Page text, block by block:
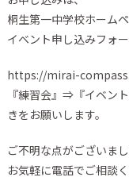
桐生第一中学校ホーム
イベント申し込みフォ
https://mirai-
『練習会』⇒『イベン
きをお願いします。
ご不明な点がございまし
お気軽に電話でご相談く